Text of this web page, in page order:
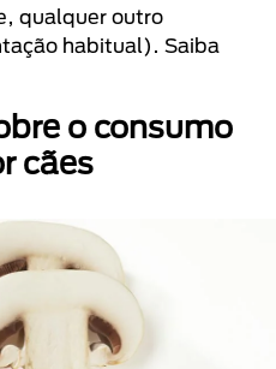
qualquer outro
habitual). Saiba
o consumo
cães